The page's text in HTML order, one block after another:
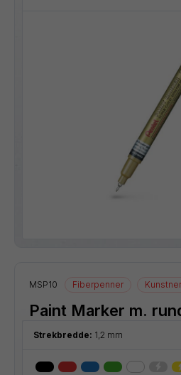
MSP10 Fiberpenner
Paint Marker m.
Strekbredde: 1,2 mm